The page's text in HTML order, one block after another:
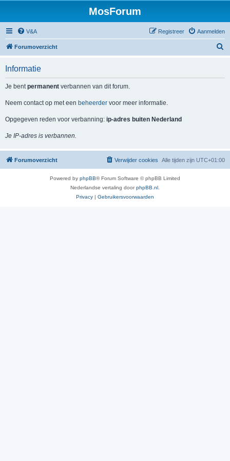
MosForum
V&A Aanmelden
Registreer
Forumoverzicht
Informatie
Je bentpermanent verbannen van dit forum.
Neem contact op met een beheerder voor meer informatie.
Opgegeven reden voor verbanning: ip-adres buiten Nederland
Je IP-adres is verbannen.
Forumoverzicht Alle tijden zijn UTC+01:00
Verwijder cookies
Powered by phpBB® Forum Software © phpBB Limited
Nederlandse vertaling doorphpBB.nl
Privacy | Gebruikersvoorwaarden